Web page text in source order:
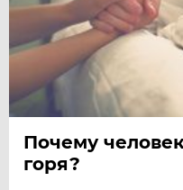
Почему
горя?